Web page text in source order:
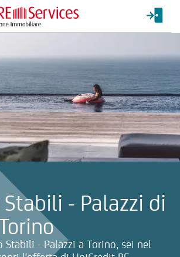
- Palazzi di
Stabili - Palazzi a Torino, sei nel